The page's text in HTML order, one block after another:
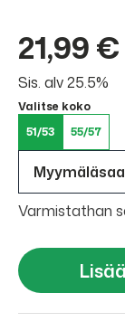
21,99 €
Sis. alv 25.5%
Valitse koko
51/53
55/57
Varmistathan